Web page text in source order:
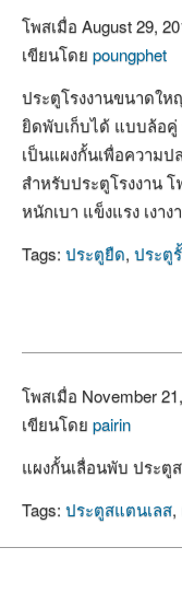
โพสเมื่อ August 29,
เขียนโดย poungphet
ประตูโรงงานขนาดใ
ยิดพับเก็บได้ แบบล้อคู่
เป็นแผงกั้นเพื่อความ
สำหรับประตูโรงงาน
หนักเบา แข็งแรง เงา
Tags: ประตูยืด, ประตู
โพสเมื่อ November
เขียนโดย pairin
แผงกั้นเลื่อนพับ ประตู
Tags: ประตูสแตนเลส,